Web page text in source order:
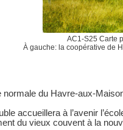
AC1-S25 Carte
À gauche: la coopérative de
normale du Havre-aux-
accueillera à l’avenir
du vieux couvent à la